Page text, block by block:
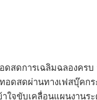
ดสดการเฉลิมฉลองค
อดสดผ่านทางเฟสบุ๊คก
ใจขับเคลื่อนแผนงา